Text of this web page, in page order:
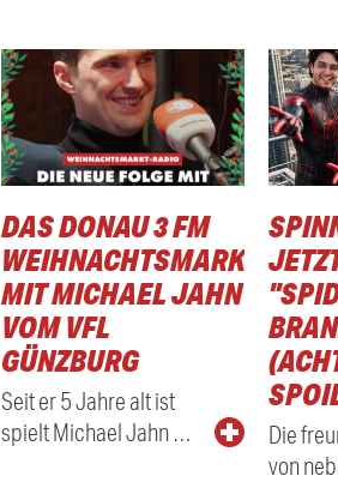
DAS DONAU 3 FM
MIT MICHAEL JAHN
VOM VFL
GÜNZBURG
Seit er 5 Jahre alt ist
spielt Michael Jahn …
Die
von